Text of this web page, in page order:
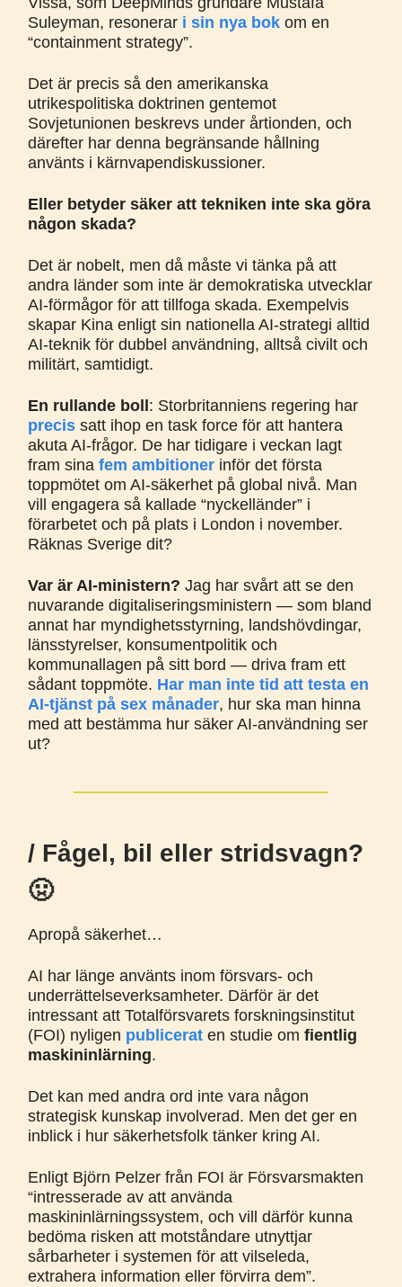
Suleyman, resonerar i sin nya bok om en
“containment strategy”.
Det är precis så den amerikanska
utrikespolitiska doktrinen gentemot
Sovjetunionen beskrevs under årtionden, och
därefter har denna begränsande hållning
använts i kärnvapendiskussioner.
Eller betyder säker att tekniken inte ska göra
någon skada?
Det är nobelt, men då måste vi tänka på att
andra länder som inte är demokratiska utvecklar
AI-förmågor för att tillfoga skada. Exempelvis
skapar Kina enligt sin nationella AI-strategi alltid
AI-teknik för dubbel användning, alltså civilt och
militärt, samtidigt.
En rullande boll : Storbritanniens regering har
precis satt ihop en task force för att hantera
akuta AI-frågor. De har tidigare i veckan lagt
fram sina fem ambitioner inför det första
toppmötet om AI-säkerhet på global nivå. Man
vill engagera så kallade “nyckelländer” i
förarbetet och på plats i London i november.
Räknas Sverige dit?
Var är AI-ministern? Jag har svårt att se den
nuvarande digitaliseringsministern — som bland
annat har myndighetsstyrning, landshövdingar,
länsstyrelser, konsumentpolitik och
kommunallagen på sitt bord — driva fram ett
sådant toppmöte. Har man inte tid att testa en
AI-tjänst på sex månader, hur ska man hinna
med att bestämma hur säker AI-användning ser
ut?
/ Fågel, bil eller stridsvagn?
🤢
Apropå säkerhet…
AI har länge använts inom försvars- och
underrättelseverksamheter. Därför är det
intressant att Totalförsvarets forskningsinstitut
(FOI) nyligen publicerat en studie om fientlig
maskininlärning.
Det kan med andra ord inte vara någon
strategisk kunskap involverad. Men det ger en
inblick i hur säkerhetsfolk tänker kring AI.
Enligt Björn Pelzer från FOI är Försvarsmakten
“intresserade av att använda
maskininlärningssystem, och vill därför kunna
bedöma risken att motståndare utnyttjar
sårbarheter i systemen för att vilseleda,
extrahera information eller förvirra dem”.